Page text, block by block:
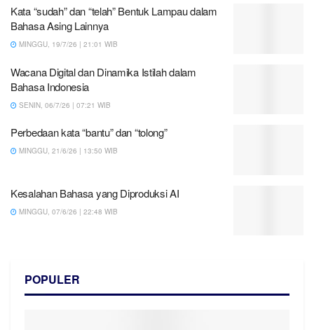
Kata “sudah” dan “telah” Bentuk Lampau dalam
Bahasa Asing Lainnya
MINGGU, 19/7/26 | 21:01 WIB
Wacana Digital dan Dinamika Istilah dalam
Bahasa Indonesia
SENIN, 06/7/26 | 07:21 WIB
Perbedaan kata “bantu” dan “tolong”
MINGGU, 21/6/26 | 13:50 WIB
Kesalahan Bahasa yang Diproduksi AI
MINGGU, 07/6/26 | 22:48 WIB
POPULER